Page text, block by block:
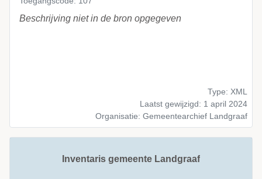
Beschrijving niet in de bron opgegeven
Type: XML
Laatst gewijzigd: 1 april 2024
Organisatie: Gemeentearchief Landgraaf
Inventaris gemeente Landgraaf